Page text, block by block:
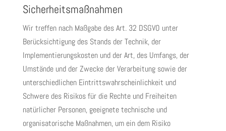
Sicherheitsmaßnahmen
Wir treffen nach Maßgabe des Art. 32 DSGVO unter
Berücksichtigung des Stands der Technik, der
Implementierungskosten und der Art, des Umfangs, der
Umstände und der Zwecke der Verarbeitung sowie der
unterschiedlichen Eintrittswahrscheinlichkeit und
Schwere des Risikos für die Rechte und Freiheiten
natürlicher Personen, geeignete technische und
organisatorische Maßnahmen, um ein dem Risiko